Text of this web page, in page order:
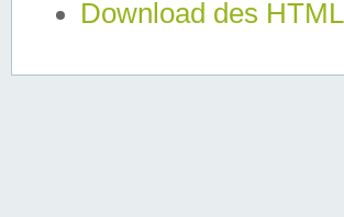
Download des